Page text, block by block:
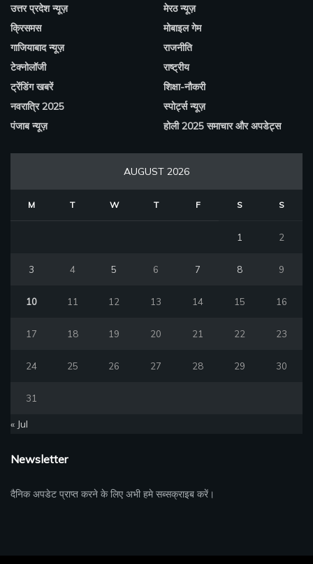
उत्तर प्रदेश न्यूज़
क्रिसमस
गाजियाबाद न्यूज़
टेक्नोलॉजी
ट्रेंडिंग खबरें
नवरात्रि 2025
पंजाब न्यूज़
मेरठ न्यूज़
मोबाइल गेम
राजनीति
राष्ट्रीय
शिक्षा-नौकरी
स्पोर्ट्स न्यूज़
होली 2025 समाचार और अपडेट्स
AUGUST 2026
M T W T F S S
1 2
3 4 5 6 7 8 9
10 11 12 13 14 15 16
17 18 19 20 21 22 23
24 25 26 27 28 29 30
31
« Jul
Newsletter
दैनिक अपडेट प्राप्त करने के लिए अभी हमे सब्सक्राइब करें।